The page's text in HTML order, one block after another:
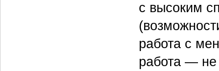
с высоким
работа с
работа — не